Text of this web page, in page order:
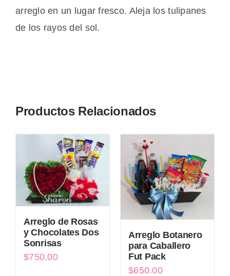
arreglo en un lugar fresco. Aleja los tulipanes
de los rayos del sol.
Productos Relacionados
Arreglo de Rosas
y Chocolates Dos
Sonrisas
$750.00
Arreglo Botanero
para Caballero
Fut Pack
$650.00